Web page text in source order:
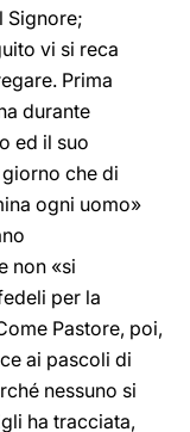
Signore;
vi si reca
Prima
durante
ed il suo
che di
ogni uomo»
non «si
per la
Pastore, poi,
ai pascoli di
nessuno si
ha tracciata,